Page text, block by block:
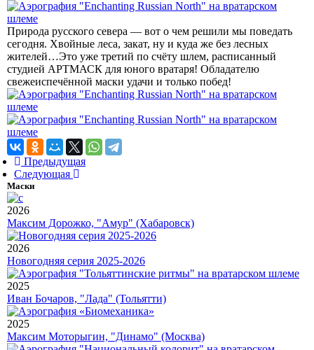
Природа русского севера — вот о чем решили мы поведать
сегодня. Хвойные леса, закат, ну и куда же без лесных
жителей…Это уже третий по счёту шлем, расписанный
студией АРТМАСК для юного вратаря! Обладателю
свежеиспечённой маски удачи и только побед!
Предыдущая
Следующая
Маски
2026
Максим Дорожко, "Амур" (Хабаровск)
2026
Новогодняя серия 2025-2026
2025
Иван Бочаров, "Лада" (Тольятти)
2025
Максим Моторыгин, "Динамо" (Москва)